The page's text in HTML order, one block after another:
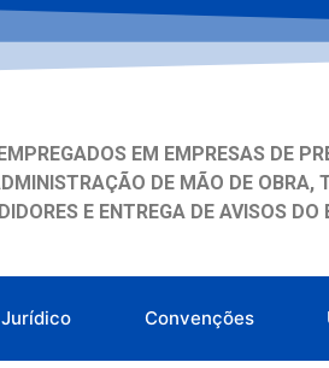
EM EMPRESAS DE
DE MÃO DE OBRA,
E ENTREGA DE AVISOS
Jurídico Convenções